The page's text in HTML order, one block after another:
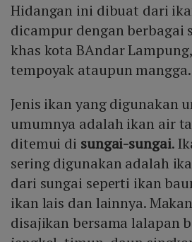
Hidangan ini dibuat dari
dicampur dengan berbagai
khas kota BAndar
tempoyak ataupun mangga.
Jenis ikan yang digunakan
umumnya adalah ikan air
ditemui di sungai-sungai.
sering digunakan adalah
dari sungai seperti ikan
ikan lais dan lainnya.
disajikan bersama lalapan